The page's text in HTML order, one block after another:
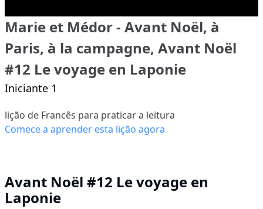
Marie et Médor - Avant Noël, à
Paris, à la campagne, Avant Noël
#12 Le voyage en Laponie
Iniciante 1
lição de Francês para praticar a leitura
Comece a aprender esta lição agora
Avant Noël #12 Le voyage en
Laponie